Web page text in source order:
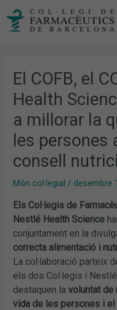
El COFB, el
Health
a millorar la
les persones
consell
Món col·legial / desembre
Els Col·legis de
Nestlé Health Science
conjuntament en la
correcta alimentació i
La col·laboració parteix
els dos Col·legis i
destaquen lavoluntat de
vida de les persones i